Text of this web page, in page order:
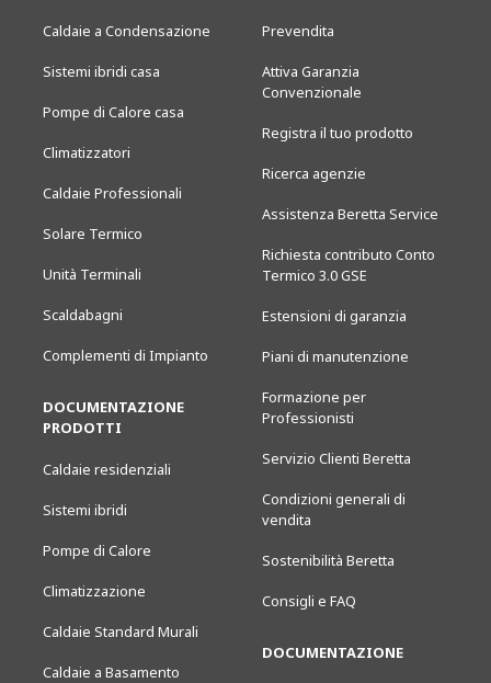
Caldaie a Condensazione
Sistemi ibridi casa
Pompe di Calore casa
Climatizzatori
Caldaie Professionali
Solare Termico
Unità Terminali
Scaldabagni
Complementi di Impianto
DOCUMENTAZIONE
PRODOTTI
Caldaie residenziali
Sistemi ibridi
Pompe di Calore
Climatizzazione
Caldaie Standard Murali
Caldaie a Basamento
Prevendita
Attiva Garanzia
Convenzionale
Registra il tuo prodotto
Ricerca agenzie
Assistenza Beretta Service
Richiesta contributo Conto
Termico 3.0 GSE
Estensioni di garanzia
Piani di manutenzione
Formazione per
Professionisti
Servizio Clienti Beretta
Condizioni generali di
vendita
Sostenibilità Beretta
Consigli e FAQ
DOCUMENTAZIONE